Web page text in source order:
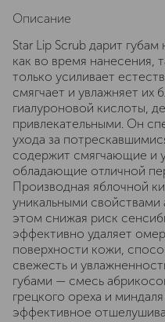
Описание
Star Lip Scrub дарит
как во время нанесения,
только усиливает
смягчает и увлажняет их
гиалуроновой кислоты,
привлекательными. Он
ухода за
содержит смягчающие и
обладающие отличной
Производная яблочной
уникальными свойствами
этом снижая риск
эффективно удаляет
поверхности кожи,
свежесть и
губами — смесь
грецкого ореха и
эффективное